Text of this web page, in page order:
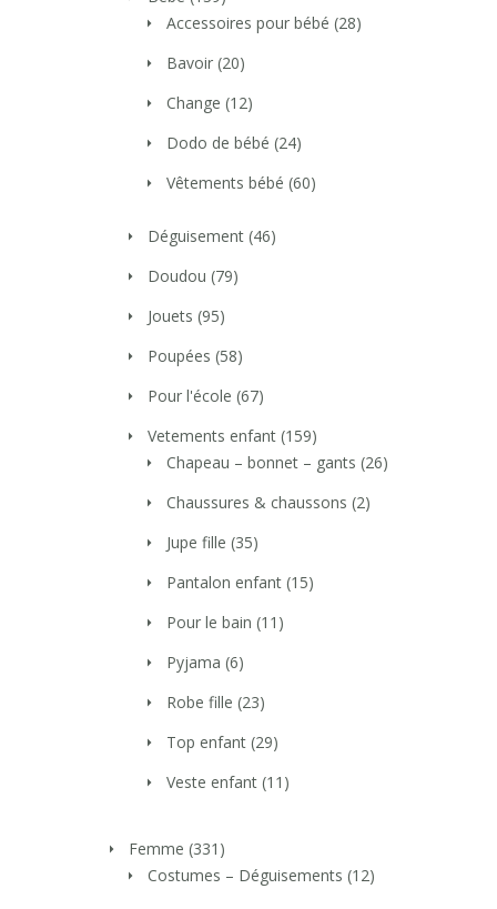
Accessoires pour bébé (28)
Bavoir (20)
Change (12)
Dodo de bébé (24)
Vêtements bébé (60)
Déguisement (46)
Doudou (79)
Jouets (95)
Poupées (58)
Pour l'école (67)
Vetements enfant (159)
Chapeau – bonnet – gants (26)
Chaussures & chaussons (2)
Jupe fille (35)
Pantalon enfant (15)
Pour le bain (11)
Pyjama (6)
Robe fille (23)
Top enfant (29)
Veste enfant (11)
Femme (331)
Costumes – Déguisements (12)